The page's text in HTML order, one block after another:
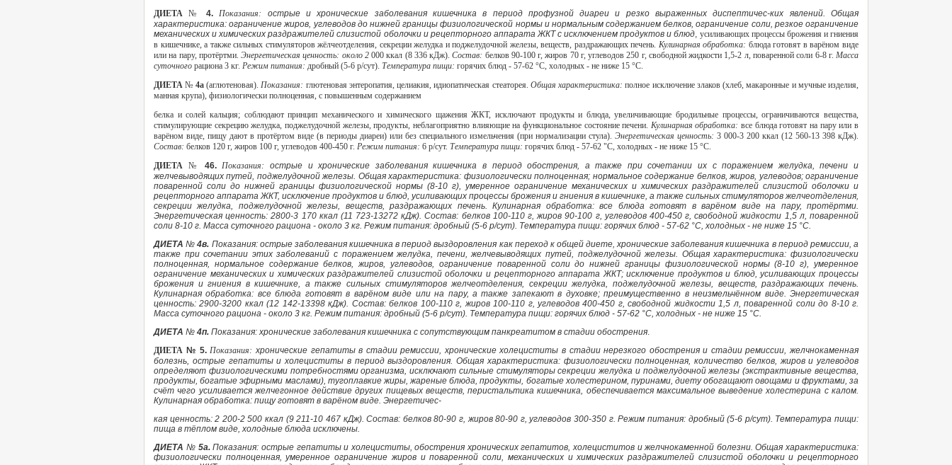
ДИЕТА№ 4.Показания: острые и хронические заболевания кишечника в период профузной диареи и резко выраженных диспептичес-ких явлений. Общая
характеристика: ограничение жиров, углеводов до нижней границы физиологической нормы и нормальным содержанием белков, ограничение соли, резкое ограничение
механических и химических раздражителей слизистой оболочки и рецепторного аппарата ЖКТ с исключением продуктов и блюд, усиливающих процессы брожения и гниения
в кишечнике, а также сильных стимуляторов жёлчеотделения, секреции желудка и поджелудочной железы, веществ, раздражающих печень. Кулинарная обработка: блюда готовят в варёном виде
или на пару, протёртми.Энергетическая ценность: около 2000 ккал (8 336 кДж).Состав: белков 90-100 г, жиров 70 г, углеводов 250 г, свободной жидкости 1,5-2 л, поваренной соли 6-8 г.Масса
суточного рациона 3 кг. Режим питания: дробный (5-6 р/сут). Температура пищи: горячих блюд - 57-62 °С, холодных - не ниже 15 °С.
ДИЕТА№ 4а (аглютеновая).Показания: глютеновая энтеропатия, целиакия, идиопатическая стеаторея. Общая характеристика:полное исключение злаков (хлеб, макаронные и мучные изделия,
манная крупа), физиологически полноценная, с повышенным содержанием
белка и солей кальция; соблюдают принцип механического и химического щажения ЖКТ, исключают продукты и блюда, увеличивающие бродильные процессы, ограничиваются вещества,
стимулирующие секрецию желудка, поджелудочной железы, продукты, неблагоприятно влияющие на функциональное состояние печени. Кулинарная обработка:все блюда готовят на пару или в
варёном виде, пищу дают в протёртом виде (в периоды диареи) или без специального измельчения (при нормализации стула). Энергетическая ценность: 3 000-3 200 ккал (12 560-13 398 кДж).
Состав: белков 120 г, жиров 100 г, углеводов 400-450 г. Режим питания: 6 р/сут. Температура пищи: горячих блюд - 57-62 "С, холодных - не ниже 15 °С.
ДИЕТА № 46.Показания: острые и хронические заболевания кишечника в период обострения, а также при сочетании их с поражением желудка, печени и
желчевыводящих путей, поджелудочной железы. Общая характеристика: физиологически полноценная; нормальное содержание белков, жиров, углеводов; ограничение
поваренной соли до нижней границы физиологической нормы (8-10 г), умеренное ограничение механических и химических раздражителей слизистой оболочки и
рецепторного аппарата ЖКТ, исключение продуктов и блюд, усиливающих процессы брожения и гниения в кишечнике, а также сильных стимуляторов желчеотделения,
секреции желудка, поджелудочной железы, веществ, раздражающих печень. Кулинарная обработка: все блюда готовят в варёном виде на пару, протёртми.
Энергетическая ценность: 2800-3 170 ккал (11 723-13272 кДж). Состав: белков 100-110 г, жиров 90-100 г, углеводов 400-450 г, свободной жидкости 1,5 л, поваренной
соли 8-10 г. Масса суточного рациона - около 3 кг. Режим питания: дробный (5-6 р/сут). Температура пищи: горячих блюд - 57-62 °С, холодных - не ниже 15 °С.
ДИЕТА№4в. Показания: острые заболевания кишечника в период выздоровления как переход к общей диете, хронические заболевания кишечника в период ремиссии, а
также при сочетании этих заболеваний с поражением желудка, печени, желчевыводящих путей, поджелудочной железы. Общая характеристика: физиологически
полноценная, нормальное содержание белков, жиров, углеводов, ограничение поваренной соли до нижней границы физиологической нормы (8-10 г), умеренное
ограничение механических и химических раздражителей слизистой оболочки и рецепторного аппарата ЖКТ; исключение продуктов и блюд, усиливающих процессы
брожения и гниения в кишечнике, а также сильных стимуляторов желчеотделения, секреции желудка, поджелудочной железы, веществ, раздражающих печень.
Кулинарная обработка: все блюда готовят в варёном виде или на пару, а также запекают в духовке; преимущественно в неизмельчённом виде. Энергетическая
ценность: 2900-3200 ккал (12 142-13398 кДж). Состав: белков 100-110 г, жиров 100-110 г, углеводов 400-450 г, свободной жидкости 1,5 л, поваренной соли до 8-10 г.
Масса суточного рациона - около 3 кг. Режим питания: дробный (5-6 р/сут). Температура пищи: горячих блюд - 57-62 °С, холодных - не ниже 15 °С.
ДИЕТА № 4п. Показания: хронические заболевания кишечника с сопутствующим панкреатитом в стадии обострения.
ДИЕТА № 5.Показания:хронические гепатиты в стадии ремиссии, хронические холециститы в стадии нерезкого обострения и стадии ремиссии, желчнокаменная
болезнь, острые гепатиты и холециститы в период выздоровления. Общая характеристика: физиологически полноценная, количество белков, жиров и углеводов
определяют физиологическими потребностями организма, исключают сильные стимуляторы секреции желудка и поджелудочной железы (экстрактивные вещества,
продукты, богатые эфирными маслами), тугоплавкие жиры, жареные блюда, продукты, богатые холестерином, пуринами, диету обогащают овощами и фруктами, за
счёт чего усиливается желчегонное действие других пищевых веществ, перистальтика кишечника, обеспечивается максимальное выведение холестерина с калом.
Кулинарная обработка: пищу готовят в варёном виде. Энергетичес-
кая ценность: 2 200-2 500 ккал (9 211-10 467 кДж). Состав: белков 80-90 г, жиров 80-90 г, углеводов 300-350 г. Режим питания: дробный (5-6 р/сут). Температура пищи:
пища в тёплом виде, холодные блюда исключены.
ДИЕТА № 5а.Показания: острые гепатиты и холециститы, обострения хронических гепатитов, холециститов и желчнокаменной болезни. Общая характеристика:
физиологически полноценная, умеренное ограничение жиров и поваренной соли, механических и химических раздражителей слизистой оболочки и рецепторного